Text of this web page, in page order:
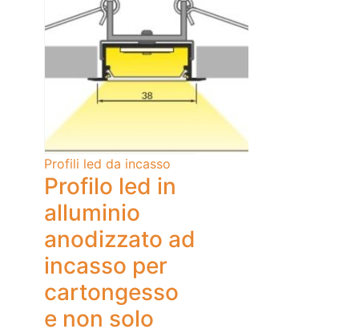
Profili led da incasso
Profilo led in
alluminio
anodizzato ad
incasso per
cartongesso
e non solo